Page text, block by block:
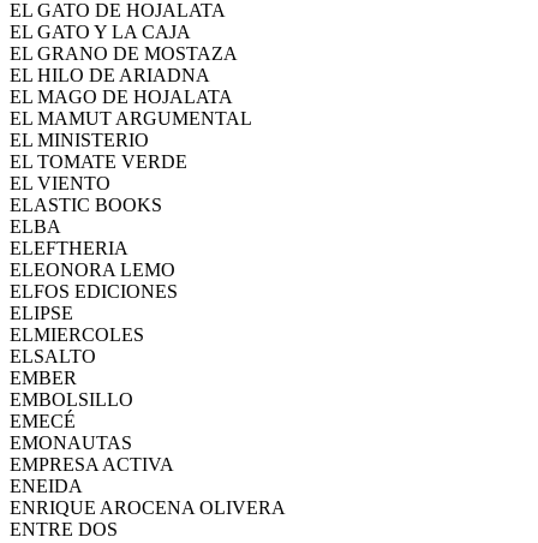
EL GATO DE HOJALATA
EL GATO Y LA CAJA
EL GRANO DE MOSTAZA
EL HILO DE ARIADNA
EL MAGO DE HOJALATA
EL MAMUT ARGUMENTAL
EL MINISTERIO
EL TOMATE VERDE
EL VIENTO
ELASTIC BOOKS
ELBA
ELEFTHERIA
ELEONORA LEMO
ELFOS EDICIONES
ELIPSE
ELMIERCOLES
ELSALTO
EMBER
EMBOLSILLO
EMECÉ
EMONAUTAS
EMPRESA ACTIVA
ENEIDA
ENRIQUE AROCENA OLIVERA
ENTRE DOS